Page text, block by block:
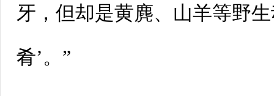
牙，但却是黄麂、山羊等野
肴’。”